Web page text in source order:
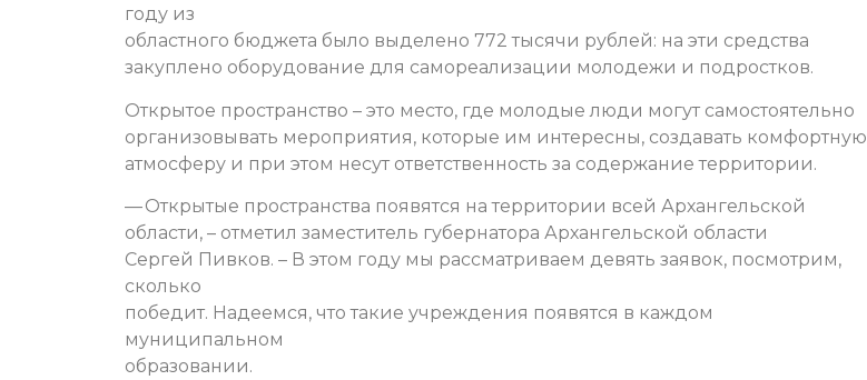
году из
областного бюджета было выделено 772 тысячи рублей: на эти средства
закуплено оборудование для самореализации молодежи и подростков.
Открытое пространство – это место, где молодые люди могут самостоятельно
организовывать мероприятия, которые им интересны, создавать комфортную
атмосферу и при этом несут ответственность за содержание территории.
— Открытые пространства появятся на территории всей Архангельской
области, – отметил заместитель губернатора Архангельской области
Сергей Пивков. – В этом году мы рассматриваем девять заявок, посмотрим,
сколько
победит. Надеемся, что такие учреждения появятся в каждом
муниципальном
образовании.